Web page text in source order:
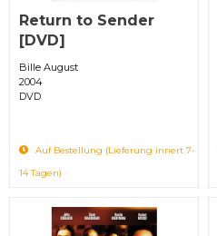
Return to Sender
[DVD]
Bille August
2004
DVD
Auf Bestellung (Lieferung innert 7-
14 Tagen)